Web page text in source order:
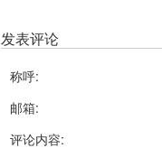
发表评论
称呼:
邮箱:
评论内容: